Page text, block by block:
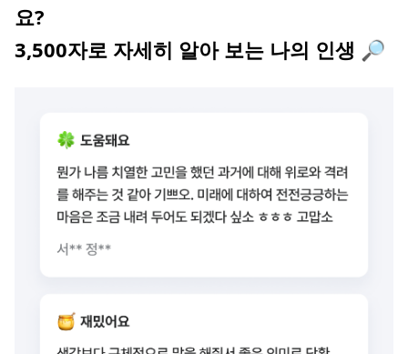
요?
3,500자로 자세히 알아 보는 나의 인생 🔎